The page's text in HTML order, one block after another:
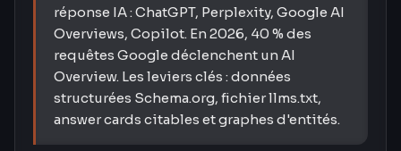
réponse IA : ChatGPT, Perplexity, Google AI
Overviews, Copilot. En 2026, 40 % des
requêtes Google déclenchent un AI
Overview. Les leviers clés : données
structurées Schema.org, fichier llms.txt,
answer cards citables et graphes d'entités.